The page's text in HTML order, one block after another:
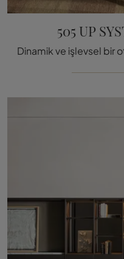
505 UP